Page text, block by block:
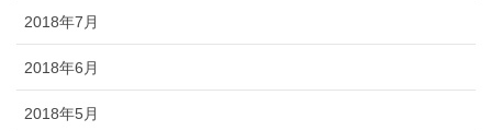
2018年7月
2018年6月
2018年5月